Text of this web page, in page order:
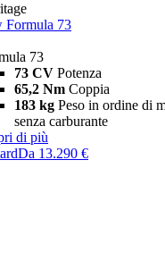
Formula 73
73
73 CV Potenza
65,2 Nm Coppia
183 kg Peso in ordine di
senza carburante
di più
Da 13.290 €